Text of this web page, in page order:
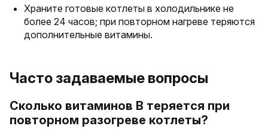
Храните готовые котлеты в холодильнике не
более 24 часов; при повторном нагреве теряются
дополнительные витамины.
Часто задаваемые вопросы
Сколько витаминов B теряется при
повторном разогреве котлеты?